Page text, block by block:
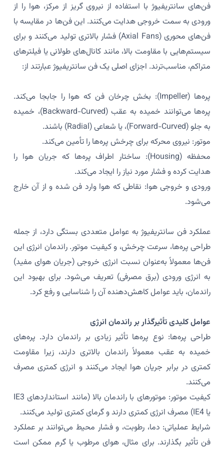
فن‌های سانتریفیوژ با استفاده از نیروی گریز از مرکز، هوا را از
ورودی به سمت خروجی هدایت می‌کنند. این فن‌ها در مقایسه با
فن‌های محوری (Axial Fans) فشار بالاتری تولید می‌کنند و برای
سیستم‌هایی با مقاومت بالا، مانند کانال‌های طولانی یا فیلترهای
متراکم، مناسب‌ترند. اجزای اصلی یک فن سانتریفیوژ عبارتند از:
پره‌ها (Impeller): بخش چرخان فن که هوا را جابجا می‌کند.
پره‌ها می‌توانند خمیده به عقب (Backward-Curved)، خمیده
به جلو (Forward-Curved)، یا شعاعی (Radial) باشند.
موتور: نیروی محرکه برای چرخش پره‌ها را تأمین می‌کند.
محفظه (Housing): ساختار اطراف پره‌ها که جریان هوا را
هدایت کرده و فشار مورد نیاز را ایجاد می‌کند.
ورودی و خروجی هوا: نقاطی که هوا وارد فن شده و از آن خارج
می‌شود.
عملکرد فن سانتریفیوژ به عوامل متعددی بستگی دارد، از جمله
طراحی پره‌ها، سرعت چرخش، و کیفیت موتور. راندمان انرژی این
فن‌ها معمولاً به‌عنوان نسبت انرژی خروجی (جریان هوای مفید)
به انرژی ورودی (برق مصرفی) تعریف می‌شود. برای بهبود این
راندمان، باید عوامل کاهش‌دهنده آن را شناسایی و رفع کرد.
عوامل کلیدی تأثیرگذار بر راندمان انرژی
طراحی پره‌ها: نوع پره‌ها تأثیر زیادی بر راندمان دارد. پره‌های
خمیده به عقب معمولاً راندمان بالاتری دارند، زیرا مقاومت
کمتری در برابر جریان هوا ایجاد می‌کنند و انرژی کمتری مصرف
می‌کنند.
کیفیت موتور: موتورهای با راندمان بالا (مانند استانداردهای IE3
یا IE4) مصرف انرژی کمتری دارند و گرمای کمتری تولید می‌کنند.
شرایط عملیاتی: دما، رطوبت، و فشار محیط می‌توانند بر عملکرد
فن تأثیر بگذارند. برای مثال، هوای مرطوب یا گرم ممکن است